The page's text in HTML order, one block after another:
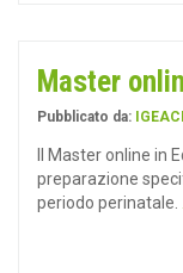
Master
Pubblicato da:
Il Master online in
preparazione
periodo perinatale.